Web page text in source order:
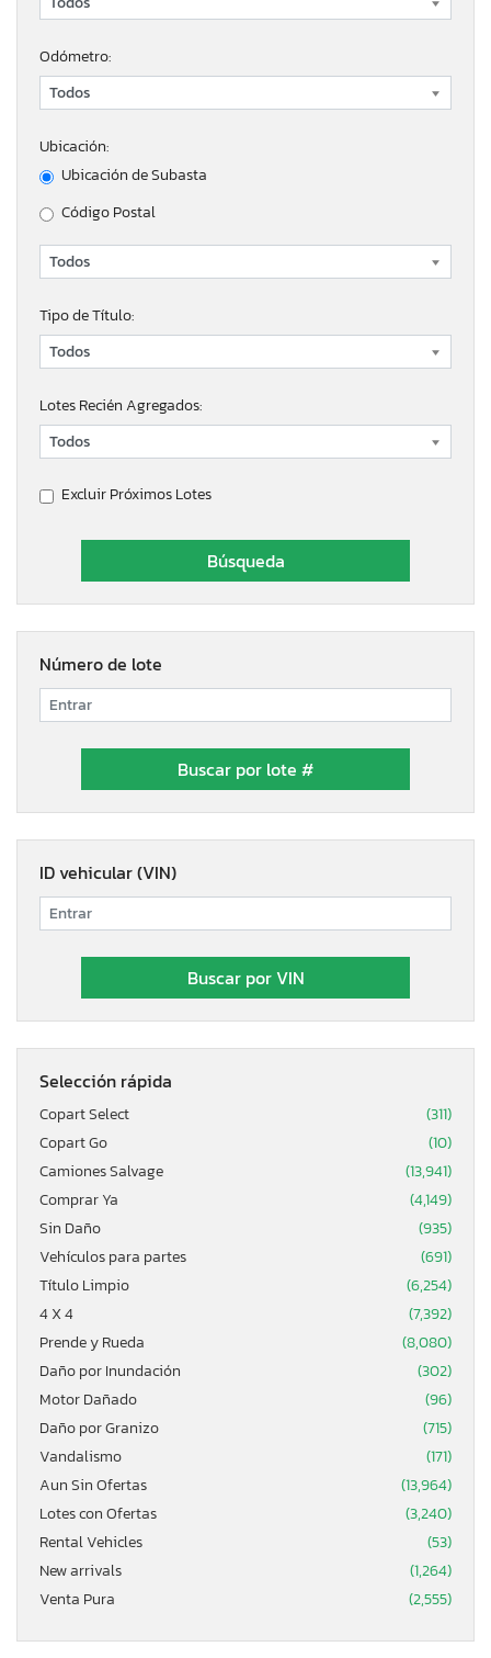
Odómetro:
Ubicación:
Ubicación de Subasta
Código Postal
Tipo de Título:
Lotes Recién Agregados:
Excluir Próximos Lotes
Número de lote
ID vehicular (VIN)
Selección rápida
Copart Select
(311)
Copart Go
(10)
Camiones Salvage
(13,941)
Comprar Ya
(4,149)
Sin Daño
(935)
Vehículos para partes
(691)
Título Limpio
(6,254)
4 X 4
(7,392)
Prende y Rueda
(8,080)
Daño por Inundación
(302)
Motor Dañado
(96)
Daño por Granizo
(715)
Vandalismo
(171)
Aun Sin Ofertas
(13,964)
Lotes con Ofertas
(3,240)
Rental Vehicles
(53)
New arrivals
(1,264)
Venta Pura
(2,555)